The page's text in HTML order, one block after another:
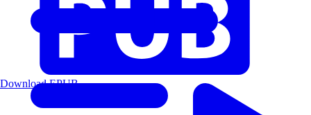
Download EPUB